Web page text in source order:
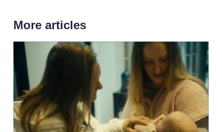
More articles